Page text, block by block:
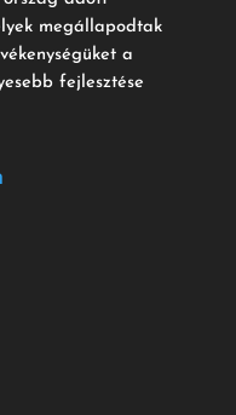
megállapodtak
a
fejlesztése